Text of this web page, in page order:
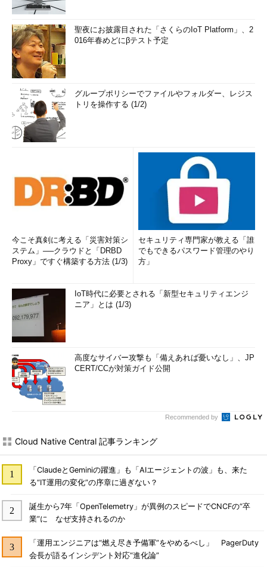
聖夜にお披露目された「さくらのIoT Platform」、2
016年春めどにβテスト予定
グループポリシーでファイルやフォルダー、レジス
トリを操作する (1/2)
今こそ真剣に考える「災害対策シ
ステム」──クラウドと「DRBD
Proxy」ですぐ構築する方法 (1/3)
セキュリティ専門家が教える「誰
でもできるパスワード管理のやり
方」
IoT時代に必要とされる「新型セキュリティエンジ
ニア」とは (1/3)
高度なサイバー攻撃も「備えあれば憂いなし」、JP
CERT/CCが対策ガイド公開
Recommended by
Cloud Native Central 記事ランキング
「ClaudeとGeminiの躍進」も「AIエージェントの波」も、来た
る“IT運用の変化”の序章に過ぎない？
誕生から7年「OpenTelemetry」が異例のスピードでCNCFの“卒
業”に なぜ支持されるのか
「運用エンジニアは“燃え尽き予備軍”をやめるべし」 PagerDuty
会長が語るインシデント対応“進化論”